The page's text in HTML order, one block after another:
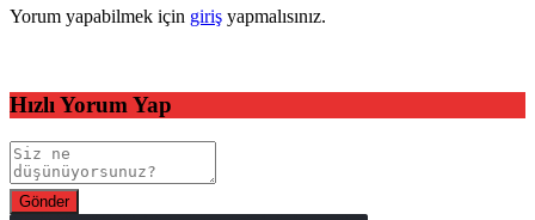
Yorum yapabilmek için giriş yapmalısınız.
Hızlı Yorum Yap